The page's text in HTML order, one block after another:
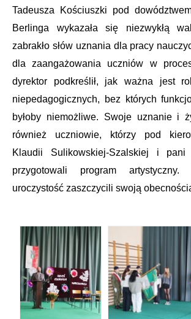
Tadeusza Kościuszki pod
Berlinga wykazała się niezwykłą
zabrakło słów uznania dla pracy
dla zaangażowania uczniów w
dyrektor podkreślił, jak ważna jest
niepedagogicznych, bez których
byłoby niemożliwe. Swoje uznanie i
również uczniowie, którzy pod
Klaudii Sulikowskiej-Szalskiej i pani
przygotowali program
uroczystość zaszczycili swoją